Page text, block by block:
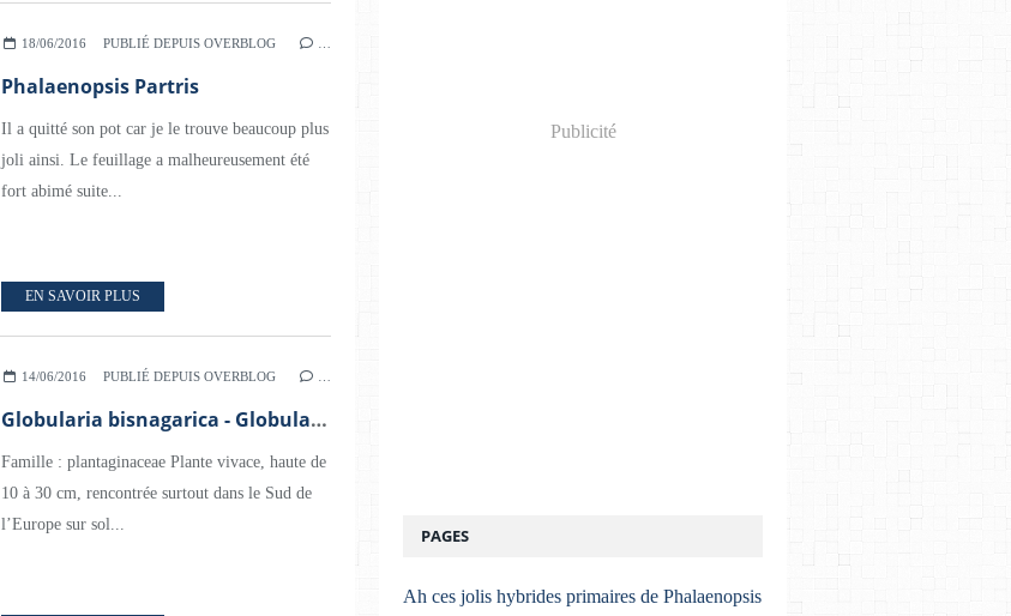
18/06/2016 PUBLIÉ DEPUIS OVERBLOG
Phalaenopsis Partris
Il a quitté son pot car je le trouve beaucoup plus
joli ainsi. Le feuillage a malheureusement été
fort abimé suite...
EN SAVOIR PLUS
14/06/2016 PUBLIÉ DEPUIS OVERBLOG
Globularia bisnagarica - Globulaire commune
Famille : plantaginaceae Plante vivace, haute de
10 à 30 cm, rencontrée surtout dans le Sud de
l’Europe sur sol...
Publicité
PAGES
Ah ces jolis hybrides primaires de Phalaenopsis